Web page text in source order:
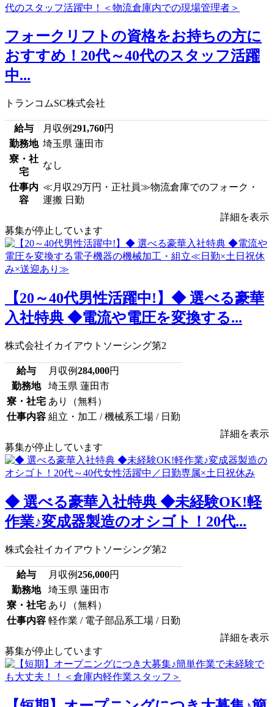
フォークリフトの資格をお持ちの方に
おすすめ！20代～40代のスタッフ活躍
中...
トランコムSC株式会社
給与 月収例291,760円
勤務地 埼玉県 蓮田市
寮・社
宅
なし
仕事内
容
≪月収29万円・正社員≫物流倉庫でのフォーク・
運搬 日勤
詳細を表示
募集が停止しています
【20～40代男性活躍中!】◆ 選べる豪華
入社特典 ◆電流や電圧を変換する...
株式会社イカイアウトソーシング第2
給与 月収例284,000円
勤務地
埼玉県 蓮田市
寮・社宅 あり（無料）
仕事内容 組立・加工 / 機械系工場 / 日勤
詳細を表示
募集が停止しています
◆ 選べる豪華入社特典 ◆未経験OK!軽
作業♪変成器製造のオシゴト！20代...
株式会社イカイアウトソーシング第2
給与 月収例256,000円
勤務地
埼玉県 蓮田市
寮・社宅 あり（無料）
仕事内容 軽作業 / 電子部品系工場 / 日勤
詳細を表示
募集が停止しています